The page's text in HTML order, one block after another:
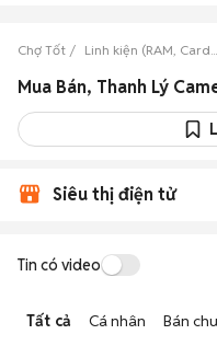
Chợ Tốt Linh kiện (RAM,
Siêu thị điện tử
Tin có video
Tất cả Cá nhân Bán